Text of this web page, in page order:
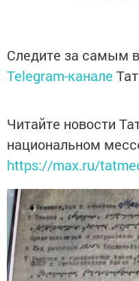
Следите за самым
Telegram-канале
Читайте новости
национальном
https://max.ru/